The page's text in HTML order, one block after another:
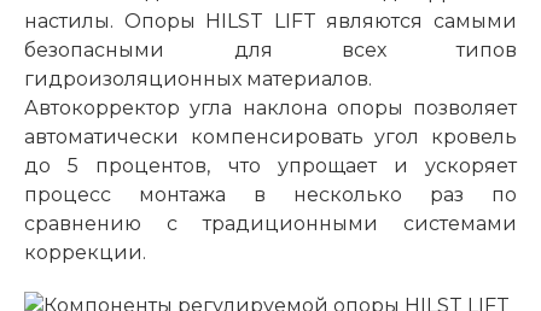
настилы. Опоры HILST LIFT являются самыми
безопасными для всех типов
гидроизоляционных материалов.
Автокорректор угла наклона опоры позволяет
автоматически компенсировать угол кровель
до 5 процентов, что упрощает и ускоряет
процесс монтажа в несколько раз по
сравнению с традиционными системами
коррекции.